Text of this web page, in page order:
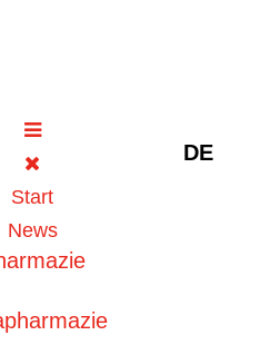
DE
Start
News
ARCHIV
2020